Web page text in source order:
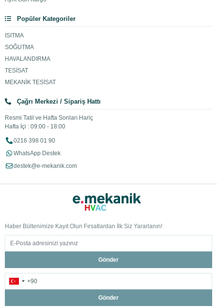
Popüler Kategoriler
ISITMA
SOĞUTMA
HAVALANDIRMA
TESİSAT
MEKANİK TESİSAT
Çağrı Merkezi / Sipariş Hattı
Resmi Tatil ve Hafta Sonları Hariç
Hafta İçi : 09:00 - 18:00
0216 398 01 90
WhatsApp Destek
destek@e-mekanik.com
Haber Bültenimize Kayıt Olun Fırsatlardan İlk Siz Yararlanın!
Gönder
Gönder